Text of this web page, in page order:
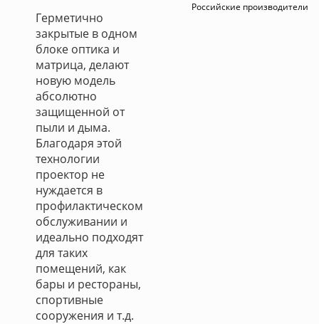
Герметично
закрытые в одном
блоке оптика и
матрица, делают
новую модель
абсолютно
защищенной от
пыли и дыма.
Благодаря этой
технологии
проектор не
нуждается в
профилактическом
обслуживании и
идеально подходят
для таких
помещений, как
бары и рестораны,
спортивные
сооружения и т.д.
Российские производители